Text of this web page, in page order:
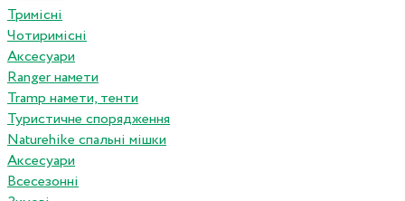
Тримісні
Чотиримісні
Аксесуари
Ranger намети
Tramp намети, тенти
Туристичне спорядження
Naturehike спальні мішки
Аксесуари
Всесезонні